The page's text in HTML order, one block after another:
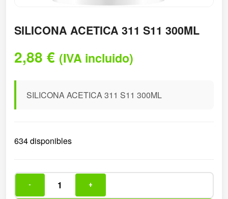
SILICONA ACETICA 311 S11 300ML
2,88 € (IVA incluido)
SILICONA ACETICA 311 S11 300ML
634 disponibles
- +